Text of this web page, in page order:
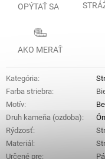
OPÝTAŤ SA
AKO MERAŤ
Kategória:
Farba striebra:
Motív:
Druh kameňa (ozdoba):
Rýdzosť:
Materiál :
Určené pre: